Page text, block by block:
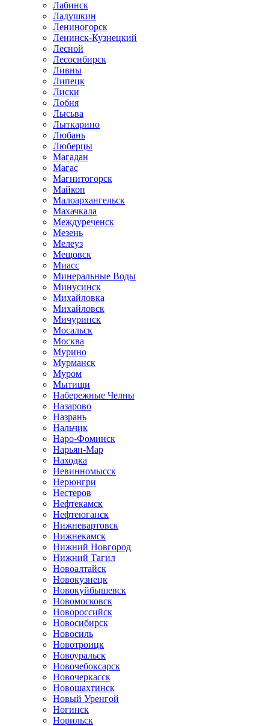
Лабинск
Ладушкин
Лениногорск
Ленинск-Кузнецкий
Лесной
Лесосибирск
Ливны
Липецк
Лиски
Лобня
Лысьва
Лыткарино
Любань
Люберцы
Магадан
Магас
Магнитогорск
Майкоп
Малоархангельск
Махачкала
Междуреченск
Мезень
Мелеуз
Мещовск
Миасс
Минеральные Воды
Минусинск
Михайловка
Михайловск
Мичуринск
Мосальск
Москва
Мурино
Мурманск
Муром
Мытищи
Набережные Челны
Назарово
Назрань
Нальчик
Наро-Фоминск
Нарьян-Мар
Находка
Невинномысск
Нерюнгри
Нестеров
Нефтекамск
Нефтеюганск
Нижневартовск
Нижнекамск
Нижний Новгород
Нижний Тагил
Новоалтайск
Новокузнецк
Новокуйбышевск
Новомосковск
Новороссийск
Новосибирск
Новосиль
Новотроицк
Новоуральск
Новочебоксарск
Новочеркасск
Новошахтинск
Новый Уренгой
Ногинск
Норильск